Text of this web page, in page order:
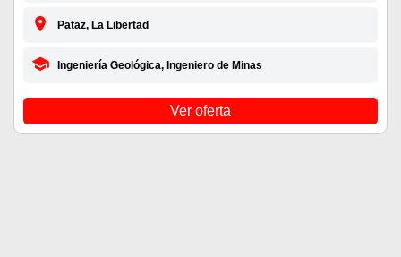
Pataz, La Libertad
Ingeniería Geológica, Ingeniero de Minas
Ver oferta